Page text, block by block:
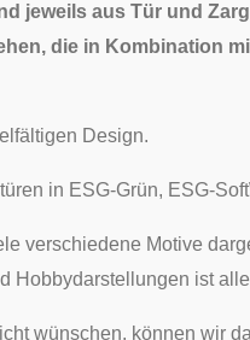
jeweils aus Tür und
die in Kombination
Design.
in ESG-Grün, ESG-
verschiedene Motive
Hobbydarstellungen ist
wünschen, können wir